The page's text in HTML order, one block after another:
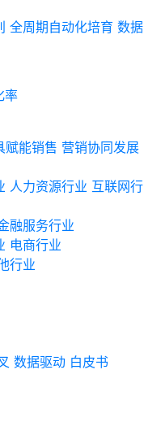
全周期自动化培育 数据
率
赋能销售 营销协同发展
人力资源行业 互联网行
融服务行业
电商行业
行业
数据驱动 白皮书